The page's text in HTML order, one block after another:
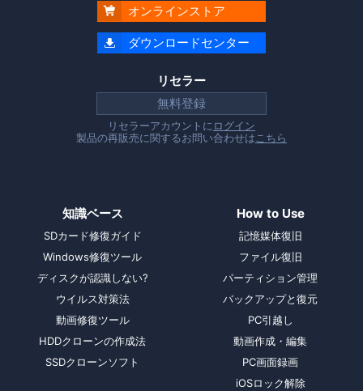
 オンラインストア
 ダウンロードセンター
リセラー
無料登録
リセラーアカウントに ログイン
製品の再販売に関するお問い合わせは こちら
知識ベース
SDカード修復ガイド
Windows修復ツール
ディスクが認識しない?
ウイルス対策法
動画修復ツール
HDDクローンの作成法
SSDクローンソフト
How to Use
記憶媒体復旧
ファイル復旧
パーティション管理
バックアップと復元
PC引越し
動画作成・編集
PC画面録画
iOSロック解除